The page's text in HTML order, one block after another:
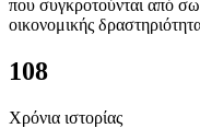
που συγκροτούνται από
οικονομικής
108
Χρόνια ιστορίας